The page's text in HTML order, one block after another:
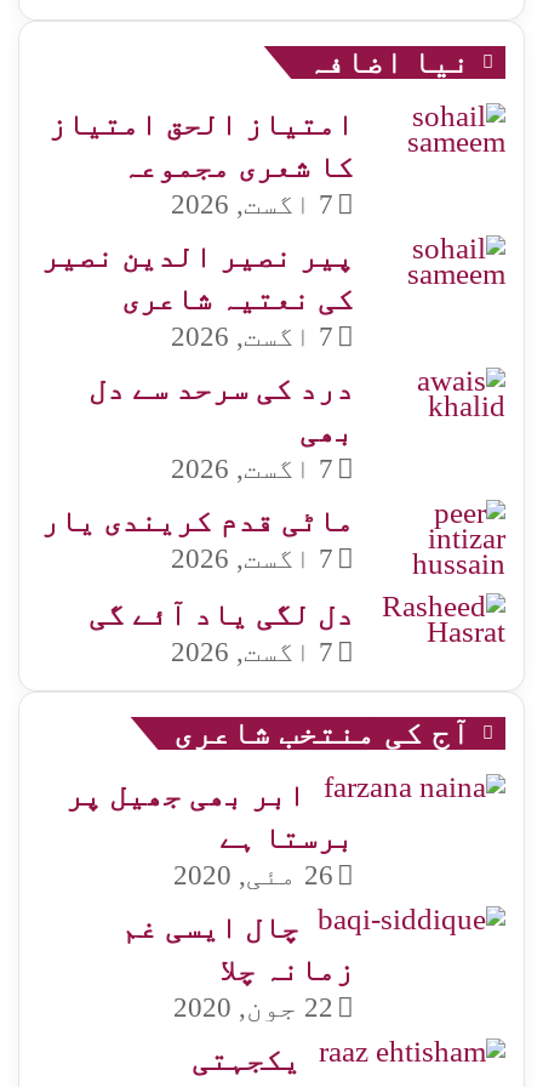
نیا اضافہ
امتیاز الحق امتیاز
کا شعری مجموعہ
7 اگست, 2026
پیر نصیر الدین نصیر
کی نعتیہ شاعری
7 اگست, 2026
درد کی سرحد سے دل
بھی
7 اگست, 2026
ماٹی قدم کریندی یار
7 اگست, 2026
دل لگی یاد آئے گی
7 اگست, 2026
آج کی منتخب شاعری
ابر بھی جھیل پر
برستا ہے
26 مئی, 2020
چال ایسی غم
زمانہ چلا
22 جون, 2020
یکجہتی